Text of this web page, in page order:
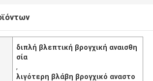
διπλή βλεπτική βρογχική αναισθη
σία
,
λιγότερη βλάβη βρογχικό αναστο